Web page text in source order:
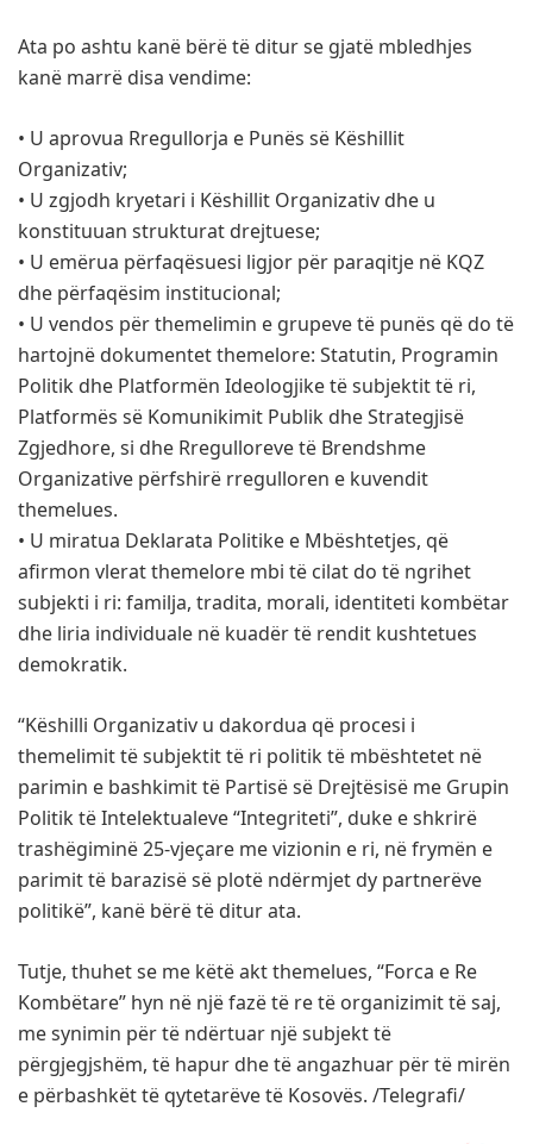
Ata po ashtu kanë bërë të ditur se gjatë mbledhjes
kanë marrë disa vendime:
• U aprovua Rregullorja e Punës së Këshillit
Organizativ;
• U zgjodh kryetari i Këshillit Organizativ dhe u
konstituuan strukturat drejtuese;
• U emërua përfaqësuesi ligjor për paraqitje në KQZ
dhe përfaqësim institucional;
• U vendos për themelimin e grupeve të punës që do të
hartojnë dokumentet themelore: Statutin, Programin
Politik dhe Platformën Ideologjike të subjektit të ri,
Platformës së Komunikimit Publik dhe Strategjisë
Zgjedhore, si dhe Rregulloreve të Brendshme
Organizative përfshirë rregulloren e kuvendit
themelues.
• U miratua Deklarata Politike e Mbështetjes, që
afirmon vlerat themelore mbi të cilat do të ngrihet
subjekti i ri: familja, tradita, morali, identiteti kombëtar
dhe liria individuale në kuadër të rendit kushtetues
demokratik.
“Këshilli Organizativ u dakordua që procesi i
themelimit të subjektit të ri politik të mbështetet në
parimin e bashkimit të Partisë së Drejtësisë me Grupin
Politik të Intelektualeve “Integriteti”, duke e shkrirë
trashëgiminë 25-vjeçare me vizionin e ri, në frymën e
parimit të barazisë së plotë ndërmjet dy partnerëve
politikë”, kanë bërë të ditur ata.
Tutje, thuhet se me këtë akt themelues, “Forca e Re
Kombëtare” hyn në një fazë të re të organizimit të saj,
me synimin për të ndërtuar një subjekt të
përgjegjshëm, të hapur dhe të angazhuar për të mirën
e përbashkët të qytetarëve të Kosovës. /Telegrafi/